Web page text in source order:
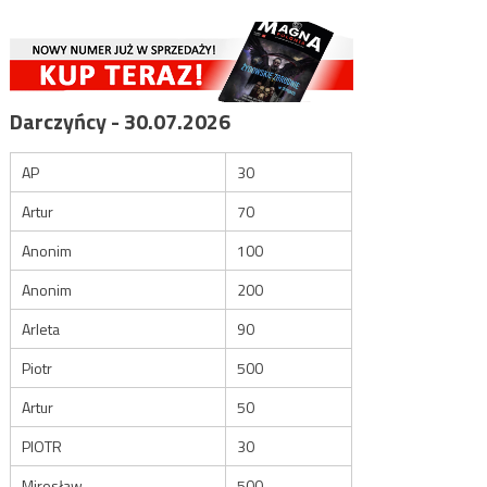
Darczyńcy - 30.07.2026
AP
30
Artur
70
Anonim
100
Anonim
200
Arleta
90
Piotr
500
Artur
50
PIOTR
30